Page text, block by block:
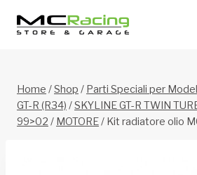
Home /Shop / Parti Speciali per
GT-R (R34) /SKYLINE GT-R TWIN
99>02 / MOTORE/ Kit radiatore olio